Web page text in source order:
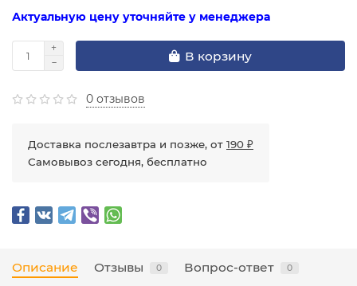
Актуальную цену уточняйте у менеджера
В корзину
0 отзывов
Доставка послезавтра и позже, от 190 ₽
Самовывоз сегодня, бесплатно
Описание Отзывы 0 Вопрос-ответ 0